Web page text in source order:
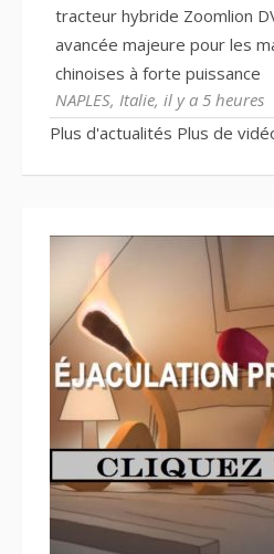
tracteur hybride Zoomlion
avancée majeure pour les
chinoises à forte puissance
NAPLES, Italie, il y a 5 heures
Plus d'actualités Plus de